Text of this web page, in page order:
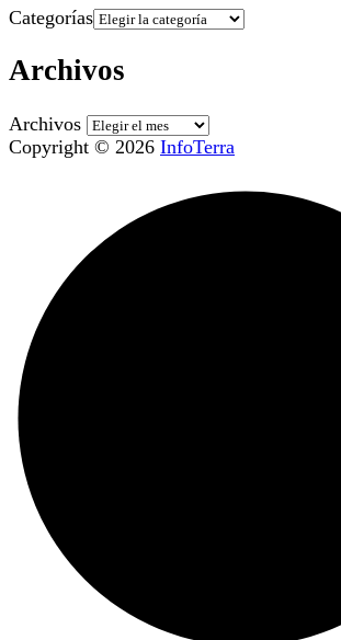
Categorías
Archivos
Archivos
Copyright © 2026 InfoTerra